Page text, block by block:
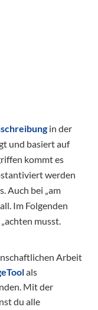
in der
und basiert auf
kommt es
werden
Auch bei „am
Im Folgenden
musst.
Arbeit
als
Mit der
du alle